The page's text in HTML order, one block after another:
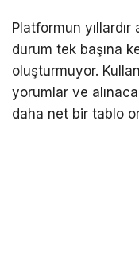
Platformun
durum tek başına
oluşturmuyor.
yorumlar ve
daha net bir tablo